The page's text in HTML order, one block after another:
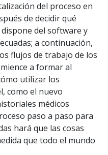
del proceso en
de decidir qué
del software y
a continuación,
flujos de trabajo de los
a formar al
utilizar los
como el nuevo
médicos
paso a paso para
hará que las cosas
que todo el mundo